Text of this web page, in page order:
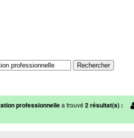
professionnellea trouvé2 résultat(s) :